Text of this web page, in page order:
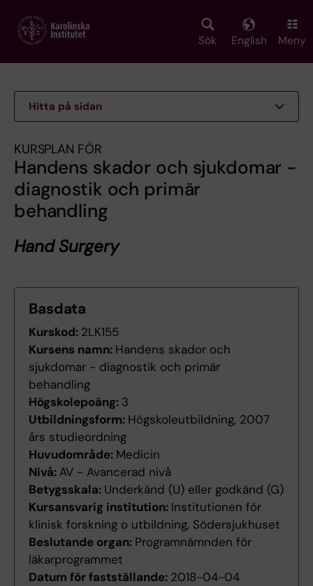
main
Sök English Meny
Hitta på sidan
KURSPLAN FÖR
Handens skador och sjukdomar -
diagnostik och primär
behandling
Hand Surgery
Basdata
Kurskod: 2LK155
Kursens namn: Handens skador och
sjukdomar - diagnostik och primär
behandling
Högskolepoäng: 3
Utbildningsform: Högskoleutbildning, 2007
års studieordning
Huvudområde: Medicin
Nivå: AV - Avancerad nivå
Betygsskala: Underkänd (U) eller godkänd (G)
Kursansvarig institution: Institutionen för
klinisk forskning o utbildning, Södersjukhuset
Beslutande organ: Programnämnden för
läkarprogrammet
Datum för fastställande: 2018-04-04